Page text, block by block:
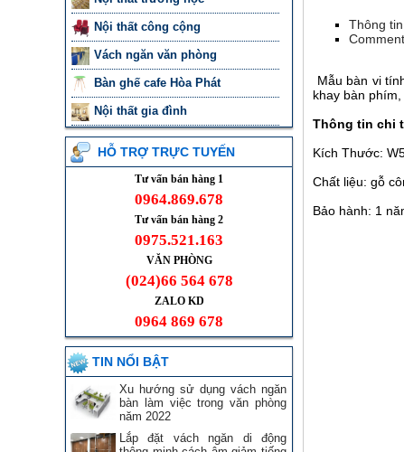
Nội thất công cộng
Vách ngăn văn phòng
Bàn ghế cafe Hòa Phát
Nội thất gia đình
HỖ TRỢ TRỰC TUYẾN
Tư vấn bán hàng 1
0964.869.678
Tư vấn bán hàng 2
0975.521.163
VĂN PHÒNG
(024)66 564 678
ZALO KD
0964 869 678
TIN NỔI BẬT
Xu hướng sử dụng vách ngăn
bàn làm việc trong văn phòng
năm 2022
Lắp đặt vách ngăn di động
Thông
Comment
Mẫu bàn vi
khay bàn
Thông tin chi
Kích Thước:
Chất liệu: gỗ
Bảo hành: 1